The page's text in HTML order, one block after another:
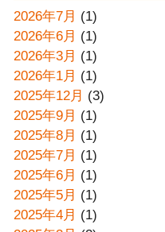
2026年7月 (1)
2026年6月 (1)
2026年3月 (1)
2026年1月 (1)
2025年12月 (3)
2025年9月 (1)
2025年8月 (1)
2025年7月 (1)
2025年6月 (1)
2025年5月 (1)
2025年4月 (1)